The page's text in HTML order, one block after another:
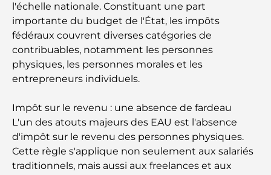
Maisons conformes au Vastu : Guide pratique pour
créer équilibre et harmonie
Les meilleures entreprises d'aménagement
paysager à Dubaï : Transformer vos espaces
extérieurs
Les meilleures entreprises de déménagement à
Dubaï : un guide complet
Palm Jebel Ali contre Palm Jumeirah : une
comparaison claire pour les acheteurs immobiliers
l'échelle nationale. Constituant une part
importante du budget de l'État, les impôts
fédéraux couvrent diverses catégories de
contribuables, notamment les personnes
physiques, les personnes morales et les
entrepreneurs individuels.
Impôt sur le revenu : une absence de fardeau
L'un des atouts majeurs des EAU est l'absence
d'impôt sur le revenu des personnes physiques.
Cette règle s'applique non seulement aux salariés
traditionnels, mais aussi aux freelances et aux